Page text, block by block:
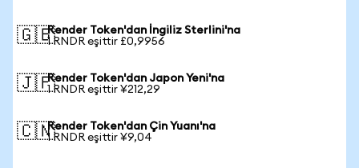
🇬🇧Render Token'dan İngiliz Sterlini'na
1 RNDR eşittir £0,9956
🇯🇵Render Token'dan Japon Yeni'na
1 RNDR eşittir ¥212,29
🇨🇳Render Token'dan Çin Yuanı'na
1 RNDR eşittir ¥9,04